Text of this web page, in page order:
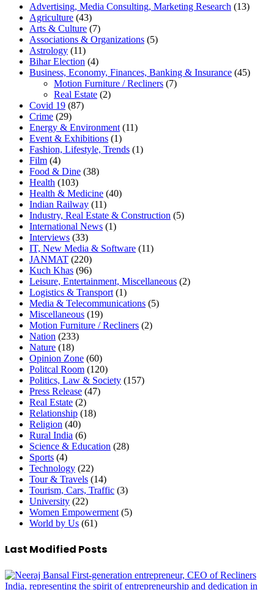
Advertising, Media Consulting, Marketing Research (13)
Agriculture (43)
Arts & Culture (7)
Associations & Organizations (5)
Astrology (11)
Bihar Election (4)
Business, Economy, Finances, Banking & Insurance (45)
Motion Furniture / Recliners (7)
Real Estate (2)
Covid 19 (87)
Crime (29)
Energy & Environment (11)
Event & Exhibitions (1)
Fashion, Lifestyle, Trends (1)
Film (4)
Food & Dine (38)
Health (103)
Health & Medicine (40)
Indian Railway (11)
Industry, Real Estate & Construction (5)
International News (1)
Interviews (33)
IT, New Media & Software (11)
JANMAT (220)
Kuch Khas (96)
Leisure, Entertainment, Miscellaneous (2)
Logistics & Transport (1)
Media & Telecommunications (5)
Miscellaneous (19)
Motion Furniture / Recliners (2)
Nation (233)
Nature (18)
Opinion Zone (60)
Politcal Room (120)
Politics, Law & Society (157)
Press Release (47)
Real Estate (2)
Relationship (18)
Religion (40)
Rural India (6)
Science & Education (28)
Sports (4)
Technology (22)
Tour & Travels (14)
Tourism, Cars, Traffic (3)
University (22)
Women Empowerment (5)
World by Us (61)
Last Modified Posts